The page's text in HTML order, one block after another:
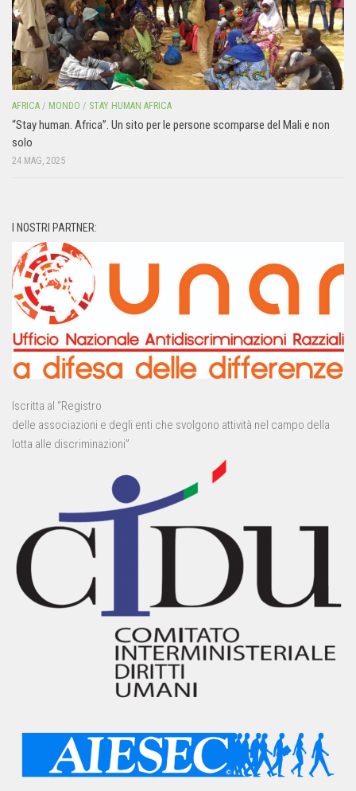
AFRICA / MONDO / STAY HUMAN AFRICA
“Stay human. Africa”. Un sito per le persone scomparse del Mali e non
solo
24 MAG, 2025
I NOSTRI PARTNER:
Iscritta al “Registro
delle associazioni e degli enti che svolgono attività nel campo della
lotta alle discriminazioni”